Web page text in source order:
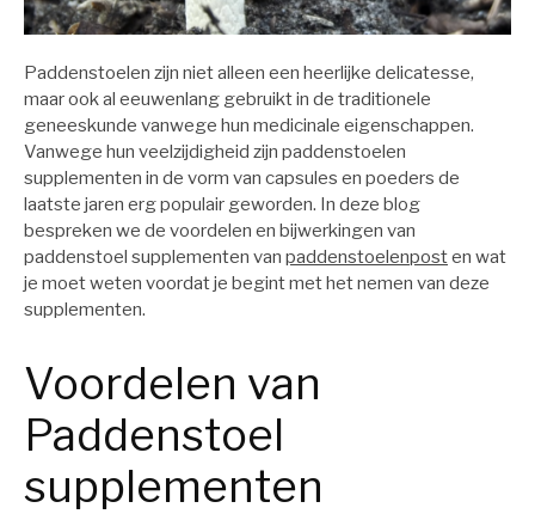
Paddenstoelen zijn niet alleen een heerlijke delicatesse,
maar ook al eeuwenlang gebruikt in de traditionele
geneeskunde vanwege hun medicinale eigenschappen.
Vanwege hun veelzijdigheid zijn paddenstoelen
supplementen in de vorm van capsules en poeders de
laatste jaren erg populair geworden. In deze blog
bespreken we de voordelen en bijwerkingen van
paddenstoel supplementen van paddenstoelenposten wat
je moet weten voordat je begint met het nemen van deze
supplementen.
Voordelen van
Paddenstoel
supplementen